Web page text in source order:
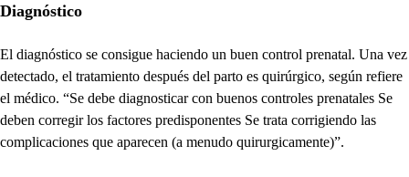
Diagnóstico
El diagnóstico se consigue haciendo un buen control prenatal. Una vez
detectado, el tratamiento después del parto es quirúrgico, según refiere
el médico. “Se debe diagnosticar con buenos controles prenatales Se
deben corregir los factores predisponentes Se trata corrigiendo las
complicaciones que aparecen (a menudo quirurgicamente)”.